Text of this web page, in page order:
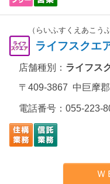
（らいふすくえあこうふ
ライフスクエ
店舗種別： ライフス
〒409-3867 中巨摩
電話番号： 055-223-
Ｗ